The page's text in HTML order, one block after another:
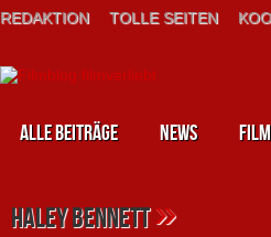
REDAKTION TOLLE SEITEN
Alle Beiträge News
haley bennett»